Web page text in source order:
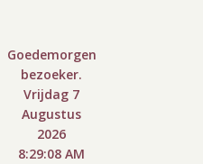
Goedemorgen
bezoeker.
Vrijdag 7
Augustus
2026
8:29:08 AM